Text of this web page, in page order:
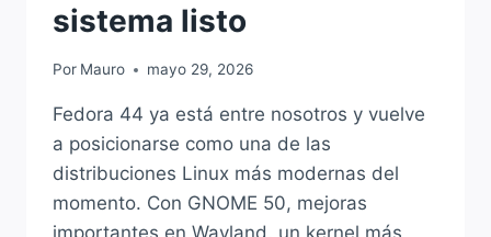
sistema listo
Por Mauro mayo 29, 2026
Fedora 44 ya está entre nosotros y vuelve
a posicionarse como una de las
distribuciones Linux más modernas del
momento. Con GNOME 50, mejoras